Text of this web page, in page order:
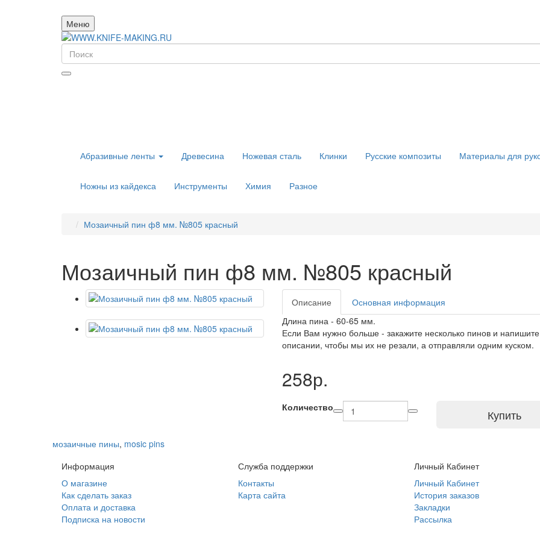
Меню
Абразивные ленты Древесина Ножевая сталь Клинки Русские композиты Материалы для
Ножны из кайдекса Инструменты Химия Разное
Мозаичный пин ф8 мм. №805 красный
Мозаичный пин ф8 мм. №805 красный
Описание
Основная информация
Длина пина - 60-65 мм.
Если Вам нужно больше - закажите несколько пинов и
описании, чтобы мы их не резали, а отправляли одним куском.
258р.
Количество Купить
мозаичные пины, mosic pins
Информация
О магазине
Как сделать заказ
Оплата и доставка
Подписка на новости
Служба поддержки
Контакты
Карта сайта
Личный Кабинет
Личный Кабинет
История заказов
Закладки
Рассылка